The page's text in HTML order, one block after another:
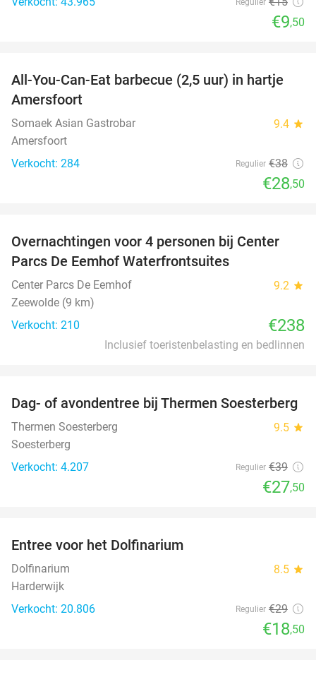
€9,50
25%
All-You-Can-Eat barbecue (2,5 uur) in hartje
Amersfoort
Somaek Asian Gastrobar 9.4 star
Amersfoort
Verkocht: 284
Regulier €38
€28,50
Overnachtingen voor 4 personen bij Center
Parcs De Eemhof Waterfrontsuites
Center Parcs De Eemhof 9.2 star
Zeewolde (9 km)
Verkocht: 210
€238
Inclusief toeristenbelasting en bedlinnen
29%
Dag- of avondentree bij Thermen Soesterberg
Thermen Soesterberg 9.5 star
Soesterberg
Verkocht: 4.207
Regulier €39
€27,50
Entree voor het Dolfinarium
Dolfinarium 8.5 star
Harderwijk
Verkocht: 20.806
Regulier €29
€18,50